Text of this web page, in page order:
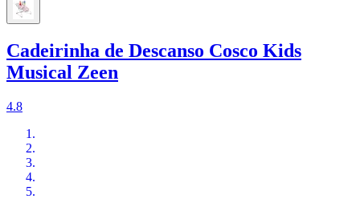
Cadeirinha de Descanso Cosco Kids
Musical Zeen
4.8